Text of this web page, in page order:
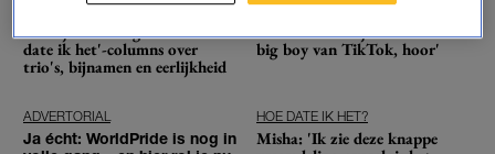
HOE DATE IK HET?
Dít zijn de best gelezen 'Hoe
date ik het'-columns over
trio's, bijnamen en eerlijkheid
HOE DATE IK HET?
Misha: 'Doe mij ook maar zo'n
big boy van TikTok, hoor'
ADVERTORIAL
Ja écht: WorldPride is nog in
HOE DATE IK HET?
Misha: 'Ik zie deze knappe